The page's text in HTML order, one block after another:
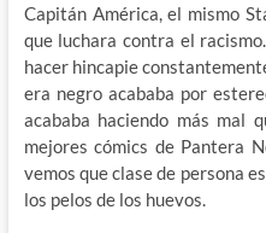
Capitán América, el mismo
que luchara contra el
hacer hincapie
era negro acababa por
acababa haciendo más mal
mejores cómics de Pantera
vemos que clase de persona
los pelos de los huevos.